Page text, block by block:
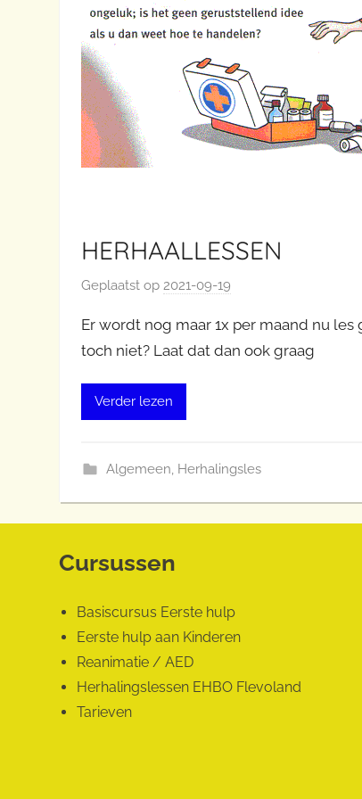
HERHAALLESSEN
Geplaatst op 2021-09-19
o
r
F
a
n
Er wordt nog maar 1x per maand nu
toch niet? Laat dat dan ook graag
Verder lezen
Algemeen, Herhalingsles
Cursussen
Basiscursus Eerste hulp
Eerste hulp aan Kinderen
Reanimatie / AED
Herhalingslessen EHBO Flevoland
Tarieven